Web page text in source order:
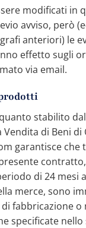
modificati in
avviso, però
anteriori) le
effetto sugli
via email.
stabilito
Vendita di Beni di
garantisce che
di 24 mesi
merce, sono
fabbricazione
specificate nello